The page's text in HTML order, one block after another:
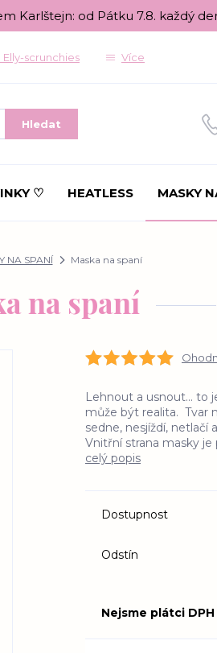
od Pátku 7.8. každý
Elly-scrunchies Více
Hledat
♡ HEATLESS MASKY
NA SPANÍ Maska na spaní
na spaní
Lehnout a usnout... to
může být realita. Tvar
sedne, nesjíždí,
Vnitřní strana masky
celý popis
Dostupnost
Odstín
Nejsme plátci DPH